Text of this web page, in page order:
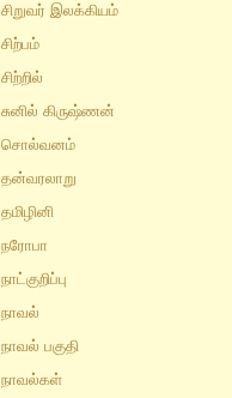
சிறுவர் இலக்கியம்
சிற்பம்
சிற்றில்
சுனில் கிருஷ்ணன்
சொல்வனம்
தன்வரலாறு
தமிழினி
நரோபா
நாட்குறிப்பு
நாவல்
நாவல் பகுதி
நாவல்கள்